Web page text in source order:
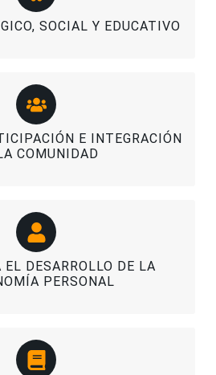
SOCIAL Y EDUCATIVO
E INTEGRACIÓN
COMUNIDAD
EL DESARROLLO DE LA
PERSONAL